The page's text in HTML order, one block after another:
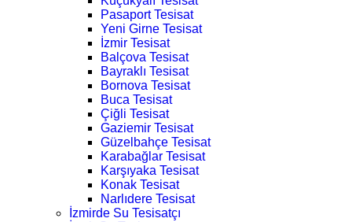
Pasaport Tesisat
Yeni Girne Tesisat
İzmir Tesisat
Balçova Tesisat
Bayraklı Tesisat
Bornova Tesisat
Buca Tesisat
Çiğli Tesisat
Gaziemir Tesisat
Güzelbahçe Tesisat
Karabağlar Tesisat
Karşıyaka Tesisat
Konak Tesisat
Narlıdere Tesisat
İzmirde Su Tesisatçı